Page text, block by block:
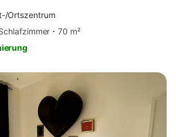
Ortszentrum
70 m²